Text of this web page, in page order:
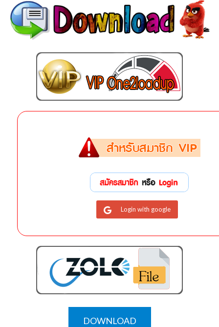
Login with google
DOWNLOAD